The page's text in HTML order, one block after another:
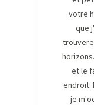
votre
que
et le
endroit.
je